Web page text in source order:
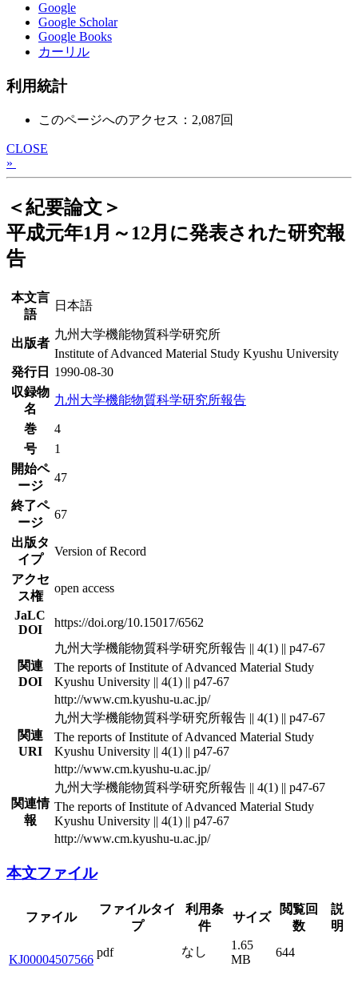
Google
Google Scholar
Google Books
カーリル
利用統計
このページへのアクセス：2,087回
CLOSE
»
＜紀要論文＞
平成元年1月～12月に発表された研究報
告
本文言
語
日本語
出版者
九州大学機能物質科学研究所
Institute of Advanced Material Study Kyushu University
発行日
1990-08-30
収録物
名
九州大学機能物質科学研究所報告
巻
4
号
1
開始ペ
ージ
47
終了ペ
ージ
67
出版タ
イプ
Version of Record
アクセ
ス権
open access
JaLC
DOI
https://doi.org/10.15017/6562
関連
DOI
九州大学機能物質科学研究所報告 || 4(1) || p47-67
The reports of Institute of Advanced Material Study
Kyushu University || 4(1) || p47-67
http://www.cm.kyushu-u.ac.jp/
関連
URI
九州大学機能物質科学研究所報告 || 4(1) || p47-67
The reports of Institute of Advanced Material Study
Kyushu University || 4(1) || p47-67
http://www.cm.kyushu-u.ac.jp/
関連情
報
九州大学機能物質科学研究所報告 || 4(1) || p47-67
The reports of Institute of Advanced Material Study
Kyushu University || 4(1) || p47-67
http://www.cm.kyushu-u.ac.jp/
本文ファイル
ファイル
ファイルタイ
プ
利用条
件
サイズ
閲覧回
数
説
明
KJ00004507566
pdf なし
1.65
MB
644